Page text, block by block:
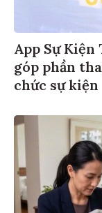
App Sự Kiện
góp phần
chức sự kiện